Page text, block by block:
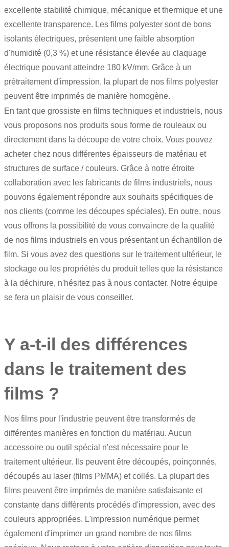
excellente stabilité chimique, mécanique et thermique et une
excellente transparence. Les films polyester sont de bons
isolants électriques, présentent une faible absorption
d'humidité (0,3 %) et une résistance élevée au claquage
électrique pouvant atteindre 180 kV/mm. Grâce à un
prétraitement d'impression, la plupart de nos films polyester
peuvent être imprimés de manière homogène.
En tant que grossiste en films techniques et industriels, nous
vous proposons nos produits sous forme de rouleaux ou
directement dans la découpe de votre choix. Vous pouvez
acheter chez nous différentes épaisseurs de matériau et
structures de surface / couleurs. Grâce à notre étroite
collaboration avec les fabricants de films industriels, nous
pouvons également répondre aux souhaits spécifiques de
nos clients (comme les découpes spéciales). En outre, nous
vous offrons la possibilité de vous convaincre de la qualité
de nos films industriels en vous présentant un échantillon de
film. Si vous avez des questions sur le traitement ultérieur, le
stockage ou les propriétés du produit telles que la résistance
à la déchirure, n'hésitez pas à nous contacter. Notre équipe
se fera un plaisir de vous conseiller.
Y a-t-il des différences
dans le traitement des
films ?
Nos films pour l'industrie peuvent être transformés de
différentes manières en fonction du matériau. Aucun
accessoire ou outil spécial n'est nécessaire pour le
traitement ultérieur. Ils peuvent être découpés, poinçonnés,
découpés au laser (films PMMA) et collés. La plupart des
films peuvent être imprimés de manière satisfaisante et
constante dans différents procédés d'impression, avec des
couleurs appropriées. L'impression numérique permet
également d'imprimer un grand nombre de nos films